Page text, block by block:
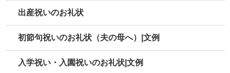
出産祝いのお礼状
初節句祝いのお礼状（夫の母へ）|文例
入学祝い・入園祝いのお礼状|文例